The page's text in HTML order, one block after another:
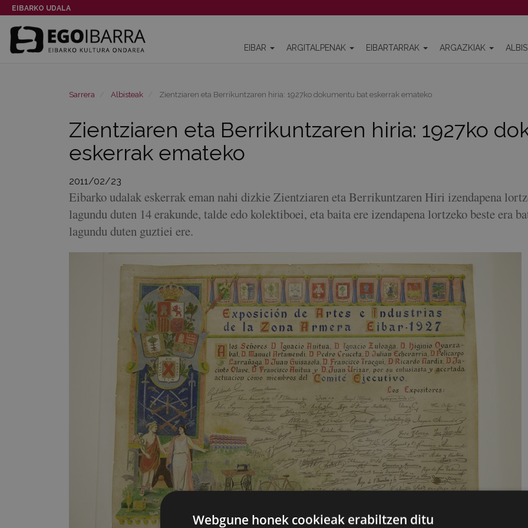
EIBARKO UDALA
EIBAR ARGITALPENAK EIBARTARRAK ARGAZKIAK
Sarrera Albisteak Zientziaren eta Berrikuntzaren hiria: 1927ko dokumentu bat eskerrak emateko
Zientziaren eta Berrikuntzaren hiria: 1927ko
eskerrak emateko
2011/02/23
Eibarko udalak eskerrak eman nahi dizkie Zientziaren eta Berrikuntzaren Hiri izendapena
lagundu duten 14 erakunde, talde edo kolektiboei, eta baita ere izendapena lortzeko beste era
lagundu duten guztiei ere.
Webgune honek cookieak erabiltzen ditu